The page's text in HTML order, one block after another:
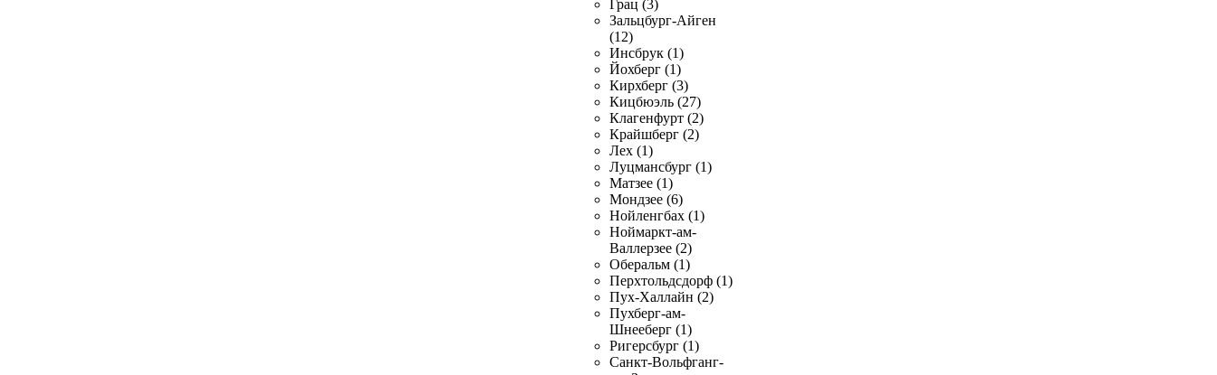
Грац (3)
Зальцбург-Айген
(12)
Инсбрук (1)
Йохберг (1)
Кирхберг (3)
Кицбюэль (27)
Клагенфурт (2)
Крайшберг (2)
Лех (1)
Луцмансбург (1)
Матзее (1)
Мондзее (6)
Нойленгбах (1)
Ноймаркт-ам-
Валлерзее (2)
Оберальм (1)
Перхтольдсдорф (1)
Пух-Халлайн (2)
Пухберг-ам-
Шнееберг (1)
Ригерсбург (1)
Санкт-Вольфганг-